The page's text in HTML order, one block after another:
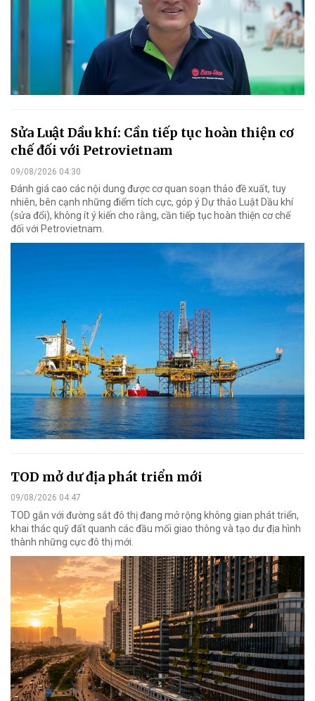
Sửa Luật Dầu khí: Cần tiếp tục hoàn thiện cơ
chế đối với Petrovietnam
09/08/2026 04:30
Đánh giá cao các nội dung được cơ quan soạn thảo đề xuất, tuy
nhiên, bên cạnh những điểm tích cực, góp ý Dự thảo Luật Dầu khí
(sửa đổi), không ít ý kiến cho rằng, cần tiếp tục hoàn thiện cơ chế
đối với Petrovietnam.
TOD mở dư địa phát triển mới
09/08/2026 04:47
TOD gắn với đường sắt đô thị đang mở rộng không gian phát triển,
khai thác quỹ đất quanh các đầu mối giao thông và tạo dư địa hình
thành những cực đô thị mới.